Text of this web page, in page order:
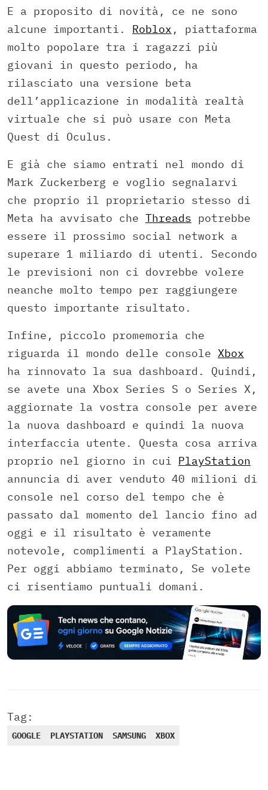
E a proposito di novità, ce ne sono
alcune importanti. Roblox , piattaforma
molto popolare tra i ragazzi più
giovani in questo periodo, ha
rilasciato una versione beta
dell’applicazione in modalità realtà
virtuale che si può usare con Meta
Quest di Oculus.
E già che siamo entrati nel mondo di
Mark Zuckerberg e voglio segnalarvi
che proprio il proprietario stesso di
Meta ha avvisato che Threads potrebbe
essere il prossimo social network a
superare 1 miliardo di utenti. Secondo
le previsioni non ci dovrebbe volere
neanche molto tempo per raggiungere
questo importante risultato.
Infine, piccolo promemoria che
riguarda il mondo delle console Xbox
ha rinnovato la sua dashboard. Quindi,
se avete una Xbox Series S o Series X,
aggiornate la vostra console per avere
la nuova dashboard e quindi la nuova
interfaccia utente. Questa cosa arriva
proprio nel giorno in cui PlayStation
annuncia di aver venduto 40 milioni di
console nel corso del tempo che è
passato dal momento del lancio fino ad
oggi e il risultato è veramente
notevole, complimenti a PlayStation.
Per oggi abbiamo terminato, Se volete
ci risentiamo puntuali domani.
Tag:
GOOGLE PLAYSTATION SAMSUNG XBOX